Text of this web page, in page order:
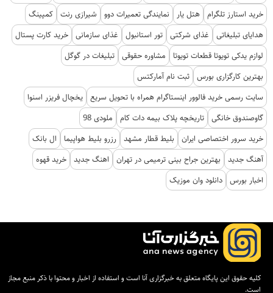
خرید استارز تلگرام هتل یار نمایندگی تعمیرات دوو شیرازی رنت کمپینگ
هدایای تبلیغاتی
غذای شرکتی تور استانبول غذای سازمانی خرید کارت پستال
لوازم یدکی تویوتا قطعات تویوتا
مشاوره حقوقی تبلیغات در گوگل
بهترین کارگزاری بورس ثبت نام آمارکتس
سایت رسمی خرید فالوور اینستاگرام همراه با تحویل سریع یخچال فریزر اسنوا
گاوصندوق خانگی تاریخچه پلاک بیمه دات کام
ملودی 98
خرید سرور اختصاصی ایران
بلیط قطار مشهد رزرو بلیط هواپیما
ال بانک
آهنگ جدید
بهترین جراح بینی ترمیمی در تهران اهنگ جدید خرید قهوه
اخبار بورس دانلود وان موزیک
کلیه حقوق این پایگاه متعلق به خبرگزاری آنا است و استفاده از اخبار و محتوا با ذکر منبع مجاز
است.